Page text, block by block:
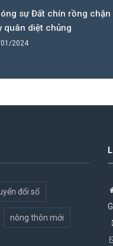
sự Đất chín rồng chặn
quân diệt chủng
2024
đổi số
nông thôn mới